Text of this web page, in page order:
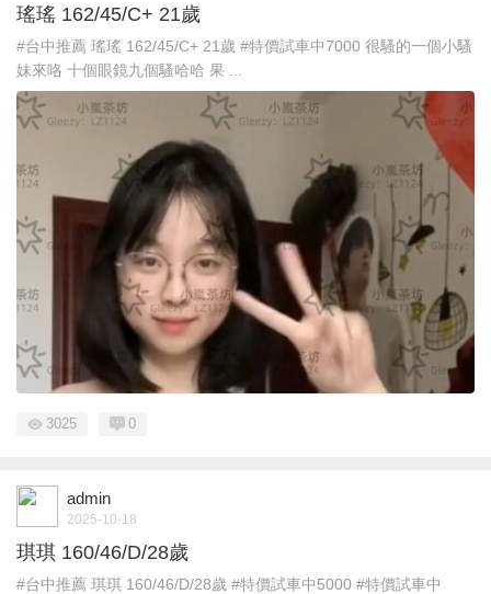
瑤瑤 162/45/C+ 21歲
#台中推薦 瑤瑤 162/45/C+ 21歲 #特價試車中7000 很騷的一個小騷
妹來咯 十個眼鏡九個騷哈哈 果 ...
3025 0
admin
2025-10-18
琪琪 160/46/D/28歲
#台中推薦 琪琪 160/46/D/28歲 #特價試車中5000 #特價試車中